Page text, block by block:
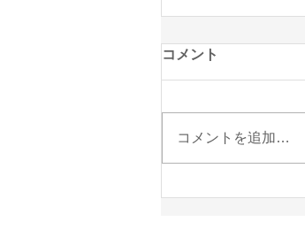
コメント
コメントを追加…